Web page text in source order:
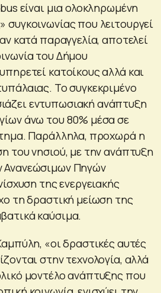
είναι μια ολοκληρωμένη
συγκοινωνίας που λειτουργεί
κατά παραγγελία, αποτελεί
του Δήμου
κατοίκους αλλά και
Το συγκεκριμένο
εντυπωσιακή ανάπτυξη
άνω του 80% μέσα σε
Παράλληλα, προχωρά η
του νησιού, με την ανάπτυξη
Ανανεώσιμων Πηγών
της ενεργειακής
τη δραστική μείωση της
καύσιμα.
«οι δραστικές αυτές
στην τεχνολογία, αλλά
μοντέλο ανάπτυξης που